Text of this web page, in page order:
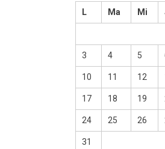
L
Ma Mi
3 4 5
10 11 12
17 18 19
24 25 26
31